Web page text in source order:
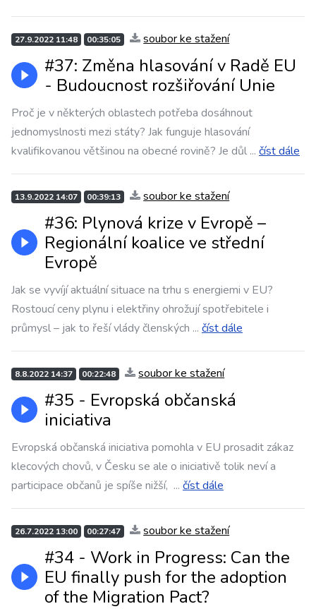
27.9.2022 11:48 00:35:05 soubor ke stažení
#37: Změna hlasování v Radě EU
- Budoucnost rozšiřování Unie
Proč je v některých oblastech potřeba dosáhnout
jednomyslnosti mezi státy? Jak funguje hlasování
kvalifikovanou většinou na obecné rovině? Je důl ... číst dále
13.9.2022 14:07 00:39:13 soubor ke stažení
#36: Plynová krize v Evropě –
Regionální koalice ve střední
Evropě
Jak se vyvíjí aktuální situace na trhu s energiemi v EU?
Rostoucí ceny plynu i elektřiny ohrožují spotřebitele i
průmysl – jak to řeší vlády členských ... číst dále
8.8.2022 14:37 00:22:48 soubor ke stažení
#35 - Evropská občanská
iniciativa
Evropská občanská iniciativa pomohla v EU prosadit zákaz
klecových chovů, v Česku se ale o iniciativě tolik neví a
participace občanů je spíše nižší, ... číst dále
26.7.2022 13:00 00:27:47 soubor ke stažení
#34 - Work in Progress: Can the
EU finally push for the adoption
of the Migration Pact?